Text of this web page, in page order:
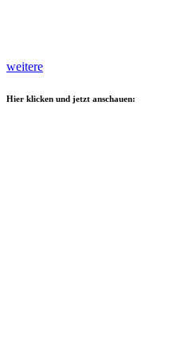
weitere
Hier klicken und jetzt anschauen: